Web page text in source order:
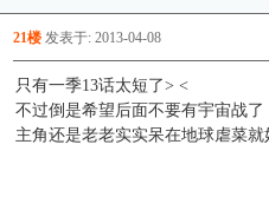
21楼 发表于: 2013-04-08
只有一季13话太短了> <
不过倒是希望后面不要有宇宙战
主角还是老老实实呆在地球虐菜就